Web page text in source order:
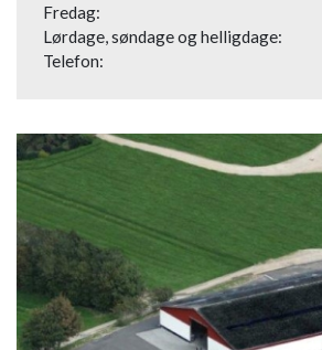
Fredag:
Lørdage, søndage og helligdage:
Telefon: